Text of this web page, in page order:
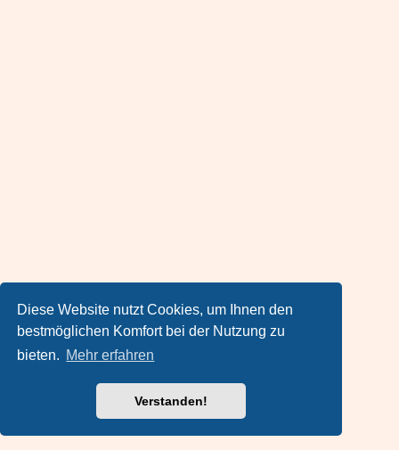
Diese Website nutzt Cookies, um Ihnen den
bestmöglichen Komfort bei der Nutzung zu
bieten. Mehr erfahren
Verstanden!